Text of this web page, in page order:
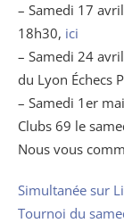
– Samedi 17
18h30, ici
– Samedi 24
du Lyon Échecs
– Samedi 1er
Clubs 69 le
Nous vous
Simultanée sur
Tournoi du